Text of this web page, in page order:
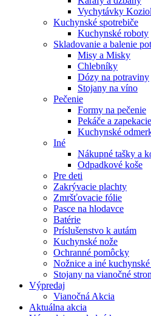
Vychytávky Koziol
Kuchynské spotrebiče
Kuchynské roboty
Skladovanie a balenie
Misy a Misky
Chlebníky
Dózy na potraviny
Stojany na víno
Pečenie
Formy na pečenie
Pekáče a
Kuchynské
Iné
Nákupné tašky a
Odpadkové koše
Pre deti
Zakrývacie plachty
Zmršťovacie fólie
Pasce na hlodavce
Batérie
Príslušenstvo k autám
Kuchynské nože
Ochranné pomôcky
Nožnice a iné
Stojany na vianočné
Výpredaj
Vianočná Akcia
Aktuálna akcia